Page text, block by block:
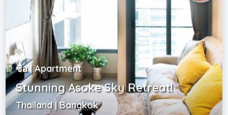
ซื้อ | Apartment
Stunning Asoke Sky Retreat!
Thailand | Bangkok